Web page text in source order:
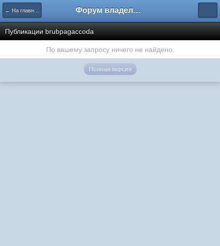
← На главную Форум владельцев интернет-магазинов
Публикации brubpagaccoda
По вашему запросу ничего не найдено.
Полная версия